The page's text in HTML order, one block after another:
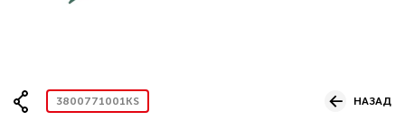
3800771001KS НАЗАД